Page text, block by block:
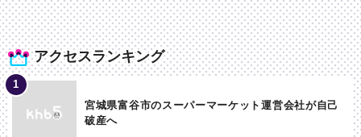
アクセスランキング
宮城県富谷市のスーパーマーケット運営会社が自己
破産へ